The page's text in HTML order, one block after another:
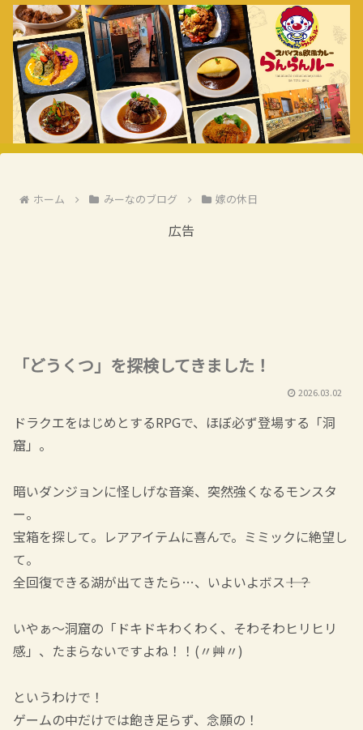
ホーム みーなのブログ 嫁の休日
広告
「どうくつ」を探検してきました！
2026.03.02
ドラクエをはじめとするRPGで、ほぼ必ず登場する「洞
窟」。
暗いダンジョンに怪しげな音楽、突然強くなるモンスタ
ー。
宝箱を探して。レアアイテムに喜んで。ミミックに絶望し
て。
全回復できる湖が出てきたら…、いよいよボス――！？
いやぁ～洞窟の「ドキドキわくわく、そわそわヒリヒリ
感」、たまらないですよね！！(〃艸〃)
というわけで！
ゲームの中だけでは飽き足らず、念願の！